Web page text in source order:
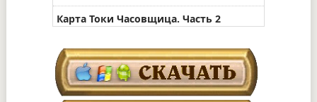
Карта Токи Часовщица. Часть 2